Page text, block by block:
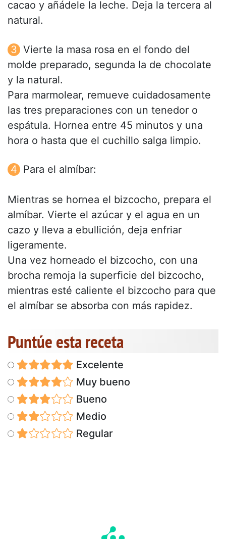
cacao y añádele la leche. Deja la tercera al
natural.
Vierte la masa rosa en el fondo del
molde preparado, segunda la de chocolate
y la natural.
Para marmolear, remueve cuidadosamente
las tres preparaciones con un tenedor o
espátula. Hornea entre 45 minutos y una
hora o hasta que el cuchillo salga limpio.
Para el almíbar:
Mientras se hornea el bizcocho, prepara el
almíbar. Vierte el azúcar y el agua en un
cazo y lleva a ebullición, deja enfriar
ligeramente.
Una vez horneado el bizcocho, con una
brocha remoja la superficie del bizcocho,
mientras esté caliente el bizcocho para que
el almíbar se absorba con más rapidez.
Puntúe esta receta
Excelente
Muy bueno
Bueno
Medio
Regular